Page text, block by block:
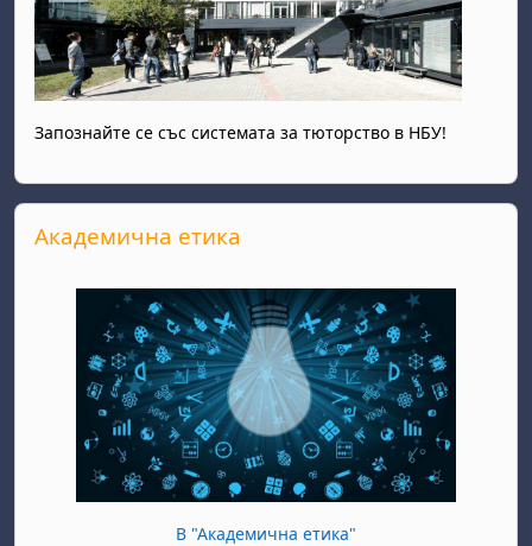
Запознайте се със системата за тюторство в НБУ!
Прескочи Академична етика
Академична етика
В "Академична етика"